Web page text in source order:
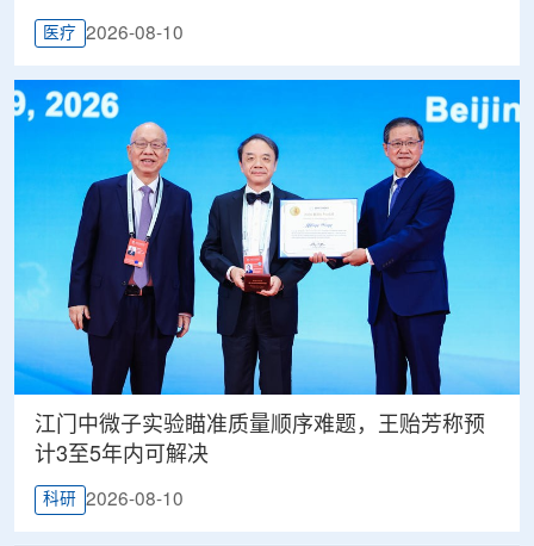
医疗 2026-08-10
江门中微子实验瞄准质量顺序难题，王贻芳称预
计3至5年内可解决
科研 2026-08-10